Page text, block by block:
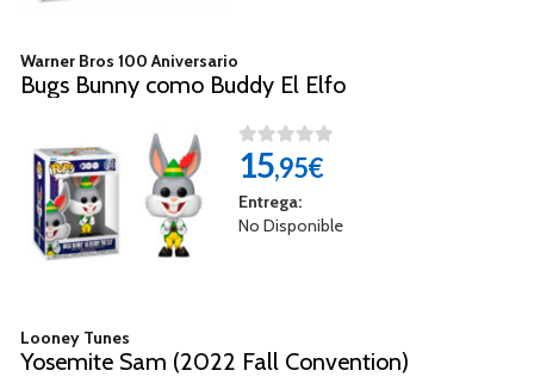
Warner Bros 100 Aniversario
Bugs Bunny como Buddy El Elfo
15,95€
Entrega:
No Disponible
Looney Tunes
Yosemite Sam (2022 Fall Convention)